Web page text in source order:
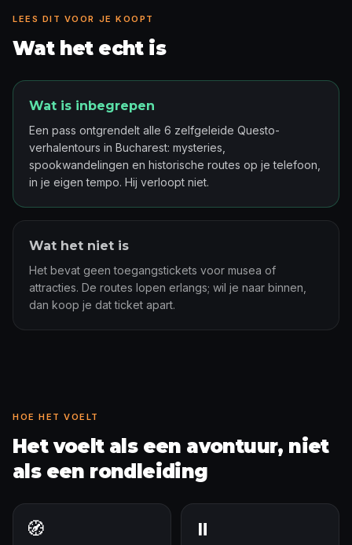
LEES DIT VOOR JE KOOPT
Wat het echt is
Wat is inbegrepen
Een pass ontgrendelt alle 6 zelfgeleide Questo-
verhalentours in Bucharest: mysteries,
spookwandelingen en historische routes op je telefoon,
in je eigen tempo. Hij verloopt niet.
Wat het niet is
Het bevat geen toegangstickets voor musea of
attracties. De routes lopen erlangs; wil je naar binnen,
dan koop je dat ticket apart.
HOE HET VOELT
Het voelt als een avontuur, niet
als een rondleiding
🧭 ⏸️